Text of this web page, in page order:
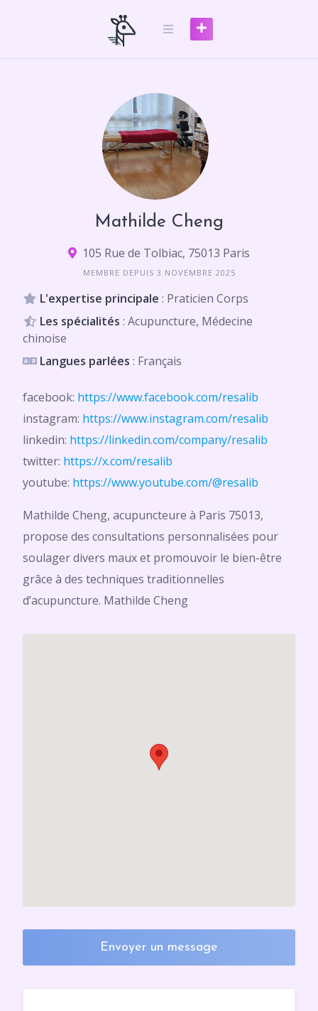
Mathilde Cheng
105 Rue de Tolbiac, 75013 Paris
MEMBRE DEPUIS 3 NOVEMBRE 2025
L'expertise principale : Praticien Corps
Les spécialités : Acupuncture, Médecine
chinoise
Langues parlées : Français
facebook: https://www.facebook.com/resalib
instagram: https://www.instagram.com/resalib
linkedin: https://linkedin.com/company/resalib
twitter: https://x.com/resalib
youtube: https://www.youtube.com/@resalib
Mathilde Cheng, acupuncteure à Paris 75013,
propose des consultations personnalisées pour
soulager divers maux et promouvoir le bien-être
grâce à des techniques traditionnelles
d’acupuncture. Mathilde Cheng
Envoyer un message